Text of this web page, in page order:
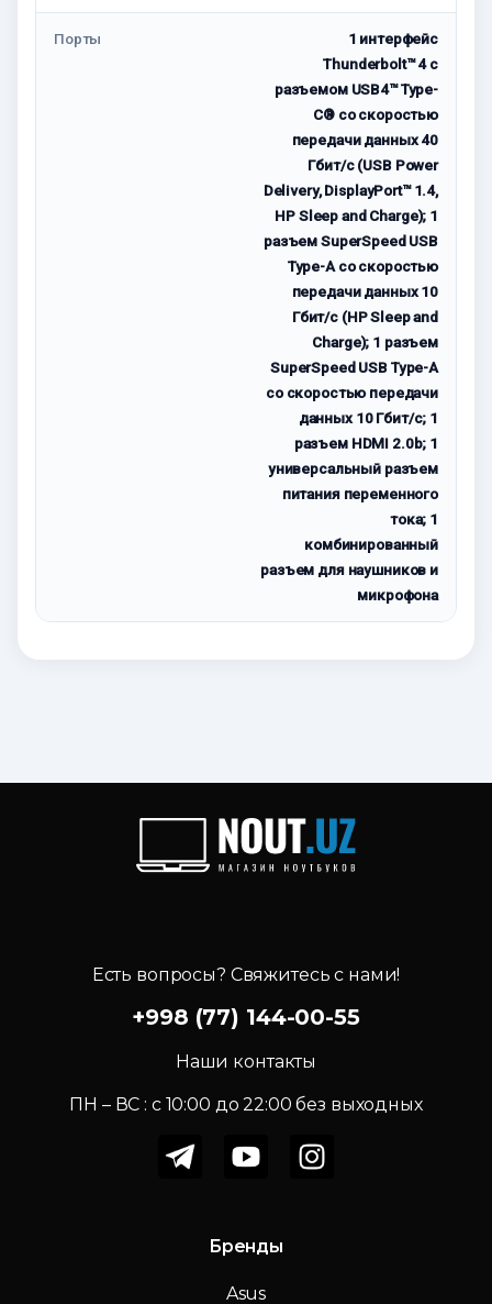
Порты
1 интерфейс
Thunderbolt™ 4 с
разъемом USB4™ Type-
C® со скоростью
передачи данных 40
Гбит/с (USB Power
Delivery, DisplayPort™ 1.4,
HP Sleep and Charge); 1
разъем SuperSpeed USB
Type-A со скоростью
передачи данных 10
Гбит/с (HP Sleep and
Charge); 1 разъем
SuperSpeed USB Type-A
со скоростью передачи
данных 10 Гбит/с; 1
разъем HDMI 2.0b; 1
универсальный разъем
питания переменного
тока; 1
комбинированный
разъем для наушников и
микрофона
Есть вопросы? Свяжитесь с нами!
+998 (77) 144-00-55
Наши контакты
ПН – ВС : c 10:00 до 22:00 без выходных
Бренды
Asus